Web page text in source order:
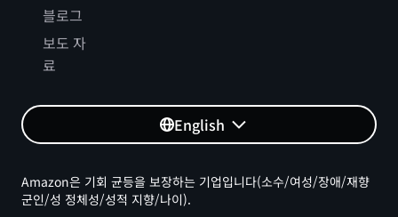
블로그
보도 자
료
English
Amazon은 기회 균등을 보장하는 기업입니다(소수/여성/장애/재향
군인/성 정체성/성적 지향/나이).